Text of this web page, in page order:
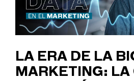
LA ERA DE LA
MARKETING: LA